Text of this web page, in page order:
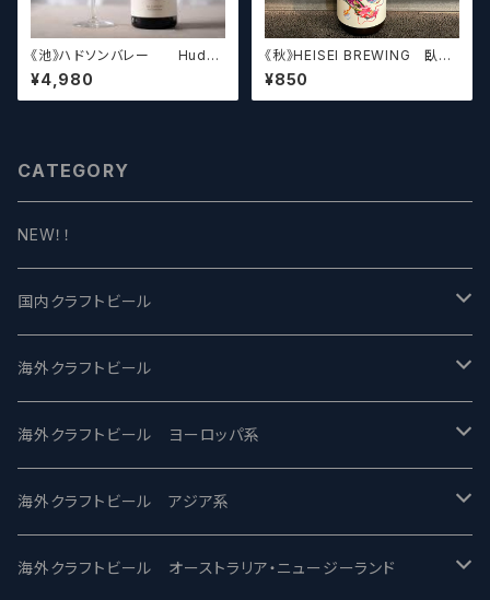
《池》ハドソンバレー Hudso
n Valley Blossom
¥4,980
《秋》HEISEI BREWING 臥龍
長生(がりゅうちょうせい)アメリ
カンペールエール【クラフトビー
ル】
¥850
CATEGORY
NEW！！
国内クラフトビール
UCHU BREWING -うちゅうブルーイング
バテレ -VERTERE
2nd Story Ale Works -セカンドストーリー
ビアへるん - Beer Hearn
海外クラフトビール
Modern Times モダンタイムズ
Maui マウイ
Toppling Goliath トップリンゴライアス
海外クラフトビール ヨーロッパ系
UnBarred -アンバード
SAIREN /サイレン
海外クラフトビール アジア系
gweilo-鬼佬 グウァイロ
海外クラフトビール オーストラリア・ニュージーランド